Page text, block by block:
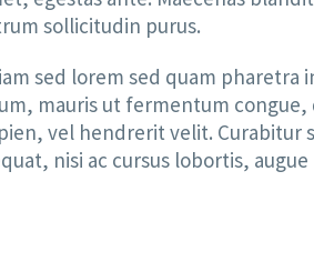
sollicitudin purus.
sed lorem sed quam
mauris ut fermentum
vel hendrerit velit. Curabitur
nisi ac cursus lobortis,